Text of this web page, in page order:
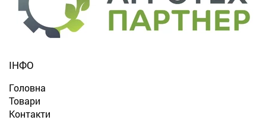
ІНФО
Головна
Товари
Контакти